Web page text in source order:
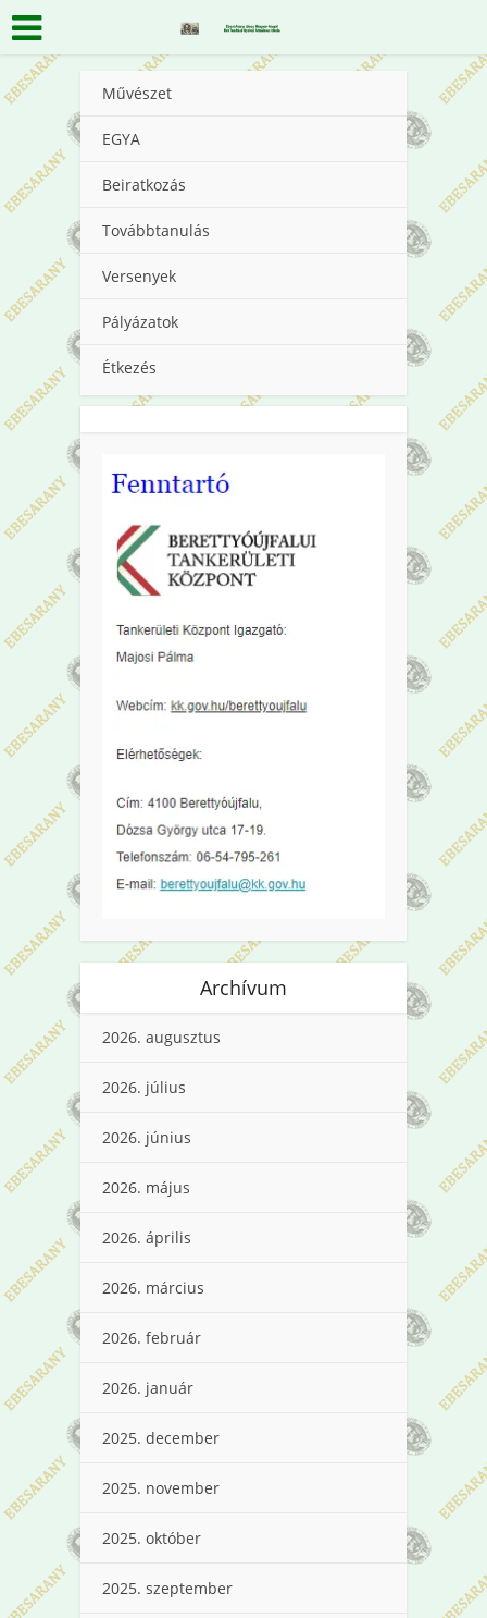
Művészet
EGYA
Beiratkozás
Továbbtanulás
Versenyek
Pályázatok
Étkezés
Archívum
2026. augusztus
2026. július
2026. június
2026. május
2026. április
2026. március
2026. február
2026. január
2025. december
2025. november
2025. október
2025. szeptember